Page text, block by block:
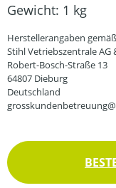
Gewicht: 1 kg
Herstellerangaben
Stihl Vetriebszentrale AG
Robert-Bosch-Straße 13
64807 Dieburg
Deutschland